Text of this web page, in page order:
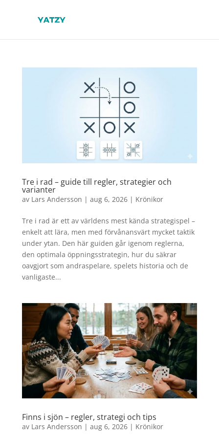
Tre i rad – guide till regler, strategier och
varianter
av Lars Andersson | aug 6, 2026| Krönikor
Tre i rad är ett av världens mest kända strategispel –
enkelt att lära, men med förvånansvärt mycket taktik
under ytan. Den här guiden går igenom reglerna,
den optimala öppningsstrategin, hur du säkrar
oavgjort som andraspelare, spelets historia och de
vanligaste...
Finns i sjön – regler, strategi och tips
av Lars Andersson | aug 6, 2026| Krönikor